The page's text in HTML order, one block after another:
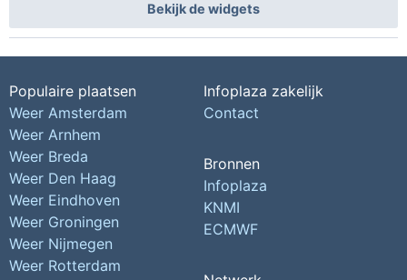
Bekijk de widgets
Populaire plaatsen
Weer Amsterdam
Weer Arnhem
Weer Breda
Weer Den Haag
Weer Eindhoven
Weer Groningen
Weer Nijmegen
Weer Rotterdam
Infoplaza zakelijk
Contact
Bronnen
Infoplaza
KNMI
ECMWF